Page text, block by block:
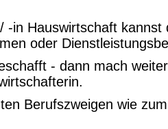
-in Hauswirtschaft kannst
oder
- dann mach
Berufszweigen wie